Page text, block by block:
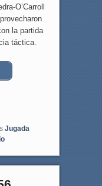
O’Carroll
la partida
táctica.
Jugada